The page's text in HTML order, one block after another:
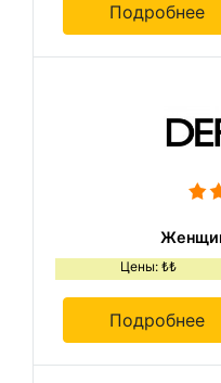
Подробнее
Цены: ₺₺
Подробнее